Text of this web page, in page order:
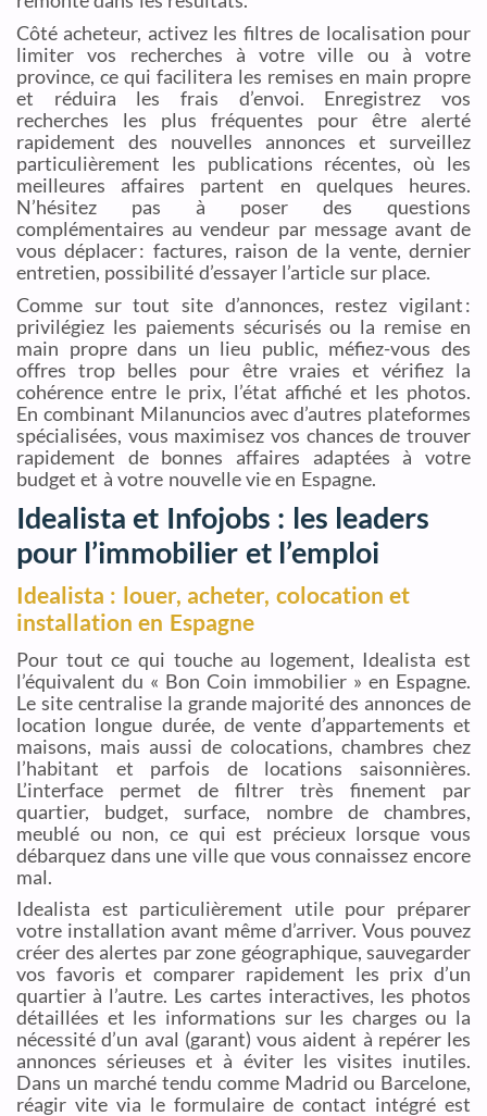
Côté acheteur, activez les filtres de localisation pour
limiter vos recherches à votre ville ou à votre
province, ce qui facilitera les remises en main propre
et réduira les frais d’envoi. Enregistrez vos
recherches les plus fréquentes pour être alerté
rapidement des nouvelles annonces et surveillez
particulièrement les publications récentes, où les
meilleures affaires partent en quelques heures.
N’hésitez pas à poser des questions
complémentaires au vendeur par message avant de
vous déplacer : factures, raison de la vente, dernier
entretien, possibilité d’essayer l’article sur place.
Comme sur tout site d’annonces, restez vigilant :
privilégiez les paiements sécurisés ou la remise en
main propre dans un lieu public, méfiez-vous des
offres trop belles pour être vraies et vérifiez la
cohérence entre le prix, l’état affiché et les photos.
En combinant Milanuncios avec d’autres plateformes
spécialisées, vous maximisez vos chances de trouver
rapidement de bonnes affaires adaptées à votre
budget et à votre nouvelle vie en Espagne.
Idealista et Infojobs : les leaders
pour l’immobilier et l’emploi
Idealista : louer, acheter, colocation et
installation en Espagne
Pour tout ce qui touche au logement, Idealista est
l’équivalent du « Bon Coin immobilier » en Espagne.
Le site centralise la grande majorité des annonces de
location longue durée, de vente d’appartements et
maisons, mais aussi de colocations, chambres chez
l’habitant et parfois de locations saisonnières.
L’interface permet de filtrer très finement par
quartier, budget, surface, nombre de chambres,
meublé ou non, ce qui est précieux lorsque vous
débarquez dans une ville que vous connaissez encore
mal.
Idealista est particulièrement utile pour préparer
votre installation avant même d’arriver. Vous pouvez
créer des alertes par zone géographique, sauvegarder
vos favoris et comparer rapidement les prix d’un
quartier à l’autre. Les cartes interactives, les photos
détaillées et les informations sur les charges ou la
nécessité d’un aval (garant) vous aident à repérer les
annonces sérieuses et à éviter les visites inutiles.
Dans un marché tendu comme Madrid ou Barcelone,
réagir vite via le formulaire de contact intégré est